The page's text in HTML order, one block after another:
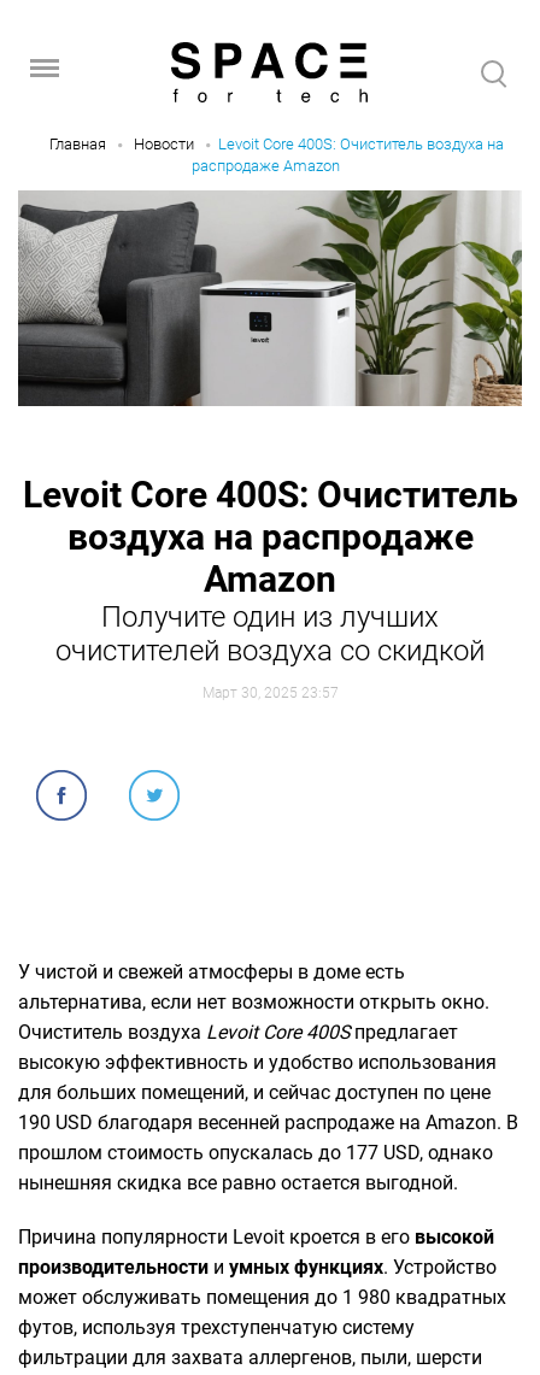
Главная Новости
Levoit Core 400S: Очиститель воздуха на
распродаже Amazon
Levoit Core 400S: Очиститель
воздуха на распродаже
Amazon
Получите один из лучших
очистителей воздуха со скидкой
Март 30, 2025 23:57
У чистой и свежей атмосферы в доме есть
альтернатива, если нет возможности открыть окно.
Очиститель воздуха Levoit Core 400Sпредлагает
высокую эффективность и удобство использования
для больших помещений, и сейчас доступен по цене
190 USD благодаря весенней распродаже на Amazon. В
прошлом стоимость опускалась до 177 USD, однако
нынешняя скидка все равно остается выгодной.
Причина популярности Levoit кроется в его высокой
производительности и умных функциях. Устройство
может обслуживать помещения до 1 980 квадратных
футов, используя трехступенчатую систему
фильтрации для захвата аллергенов, пыли, шерсти